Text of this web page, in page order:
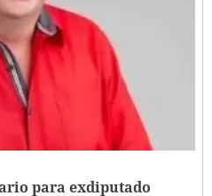
para exdiputado